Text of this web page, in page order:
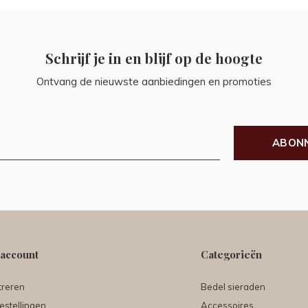
Schrijf je in en blijf op de hoogte
Ontvang de nieuwste aanbiedingen en promoties
Categorieën
Bedel sieraden
Accessoires